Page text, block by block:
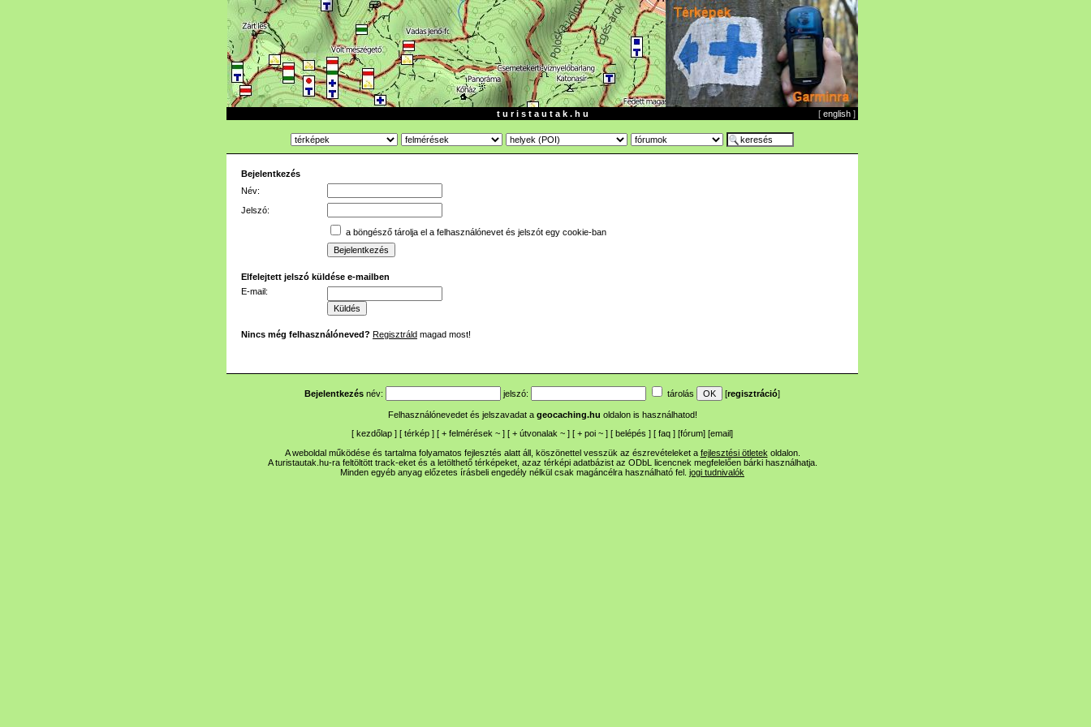
t u r i s t a u t a k . h u [ english ]
Bejelentkezés
Név:
Jelszó:
a böngésző tárolja el a felhasználónevet és jelszót egy cookie-ban
Elfelejtett jelszó küldése e-mailben
E-mail:
Nincs még felhasználóneved? Regisztráld magad most!
Bejelentkezés név: jelszó: tárolás [regisztráció]
Felhasználónevedet és jelszavadat a geocaching.hu oldalon is használhatod!
[ kezdőlap ] [ térkép ] [ + felmérések ~ ] [ + útvonalak ~ ] [ + poi ~ ] [ belépés ] [ faq ] [fórum] [email]
A weboldal működése és tartalma folyamatos fejlesztés alatt áll, köszönettel vesszük az észrevételeket a fejlesztési ötletek oldalon.
A turistautak.hu-ra feltöltött track-eket és a letölthető térképeket, azaz térképi adatbázist az ODbL licencnek megfelelően bárki használhatja.
Minden egyéb anyag előzetes írásbeli engedély nélkül csak magáncélra használható fel. jogi tudnivalók